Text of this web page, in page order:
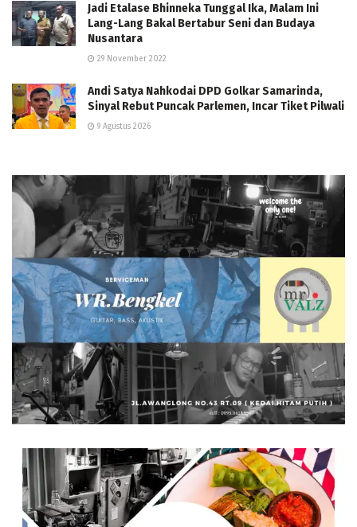
Jadi Etalase Bhinneka Tunggal Ika, Malam Ini
Lang-Lang Bakal Bertabur Seni dan Budaya
Nusantara
29 November 2022
Andi Satya Nahkodai DPD Golkar Samarinda,
Sinyal Rebut Puncak Parlemen, Incar Tiket Pilwali
9 Agustus 2026